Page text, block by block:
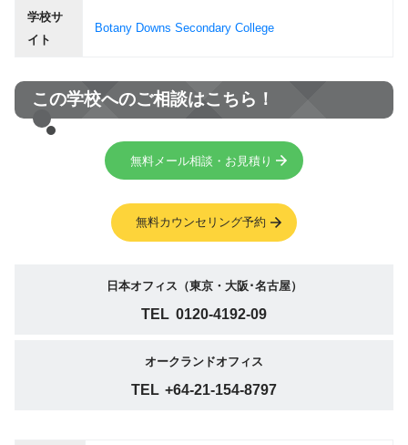
学校サ
イト
Botany Downs Secondary College
この学校へのご相談はこちら！
無料メール相談・お見積り
無料カウンセリング予約
日本オフィス（東京・大阪･名古屋）
TEL 0120-4192-09
オークランドオフィス
TEL +64-21-154-8797